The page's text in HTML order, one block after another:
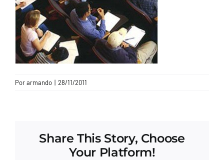
Porarmando | 28/11/2011
Share This Story, Choose
Your Platform!